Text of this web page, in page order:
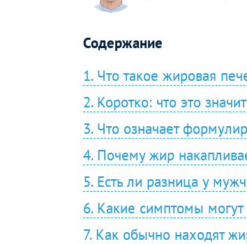
Содержание
1. Что такое жировая
2. Коротко: что это
3. Что означает
4. Почему жир
5. Есть ли разница у
6. Какие симптомы могут
7. Как обычно находят